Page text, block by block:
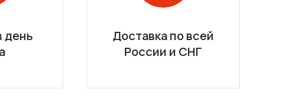
день
Доставка по всей
России и СНГ